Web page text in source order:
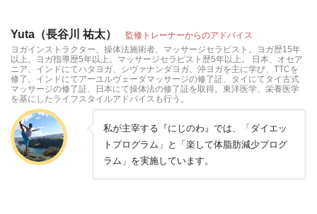
Yuta（長谷川 祐太） 監修トレーナーからのアドバイス
ヨガインストラクター、操体法施術者、マッサージセラピスト。ヨガ歴15年
以上。ヨガ指導歴5年以上。マッサージセラピスト歴5年以上。 日本、オセア
ニア、インドにてハタヨガ、シヴァナンダヨガ、沖ヨガを主に学び、TTCを
修了。インドにてアーユルヴェーダマッサージの修了証、タイにてタイ古式
マッサージの修了証、日本にて操体法の修了証を取得。東洋医学、栄養医学
を基にしたライフスタイルアドバイスも行う。
私が主宰する『にじのわ』では、「ダイエッ
トプログラム」と「楽して体脂肪減少プログ
ラム」を実施しています。